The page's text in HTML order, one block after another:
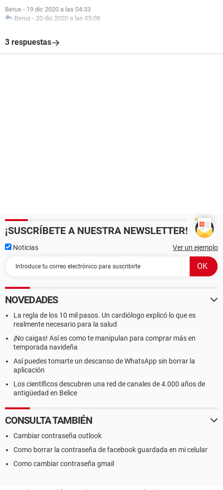
Berus - 19 dic 2020 a las 04:33
Berus - 20 dic 2020 a las 05:08
3 respuestas
¡SUSCRÍBETE A NUESTRA NEWSLETTER!
Noticias Ver un ejemplo
NOVEDADES
La regla de los 10 mil pasos. Un cardiólogo explicó lo que es
realmente necesario para la salud
¡No caigas! Así es como te manipulan para comprar más en
temporada navideña
Así puedes tomarte un descanso de WhatsApp sin borrar la
aplicación
Los científicos descubren una red de canales de 4.000 años de
antigüedad en Belice
CONSULTA TAMBIÉN
Cambiar contraseña outlook
Como borrar la contraseña de facebook guardada en mi celular
Como cambiar contraseña gmail